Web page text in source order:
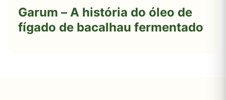
Garum – A história do óleo de
fígado de bacalhau fermentado